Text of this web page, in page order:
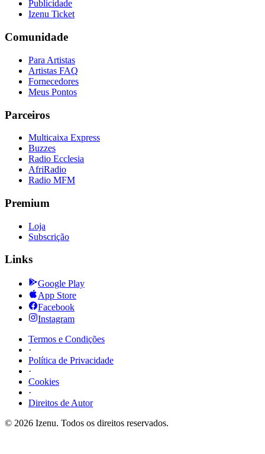
Publicidade
Izenu Ticket
Comunidade
Para Artistas
Artistas FAQ
Fornecedores
Meus Pontos
Parceiros
Multicaixa Express
Buzzes
Radio Ecclesia
AfriRadio
Radio MFM
Premium
Loja
Subscrição
Links
Google Play
App Store
Facebook
Instagram
Termos e Condições
·
Política de Privacidade
·
Cookies
·
Direitos de Autor
© 2026 Izenu. Todos os direitos reservados.